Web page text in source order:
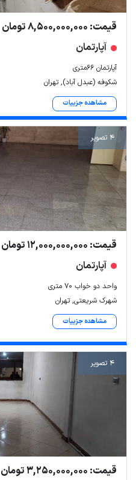
قیمت: 8,500,000,000 تومان
آپارتمان
آپارتمان 66متری
شکوفه (عبدل آباد), تهران
مشاهده جزییات
4 تصویر
قیمت: 12,000,000,000 تومان
آپارتمان
واحد دو خواب ۷۰ متری
شهرک شریعتی, تهران
مشاهده جزییات
4 تصویر
قیمت: 3,250,000,000 تومان